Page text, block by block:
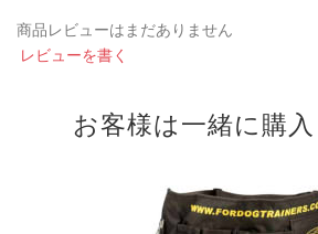
商品レビューはまだありません
レビューを書く
お客様は一緒に購